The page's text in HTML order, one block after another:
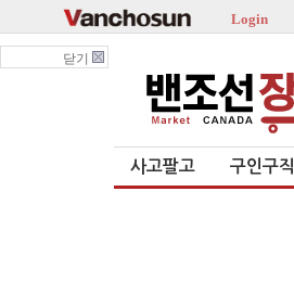
Login
닫기
사고팔고 구인구직